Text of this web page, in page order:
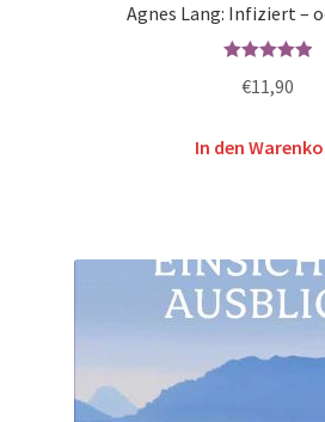
Agnes Lang: Infiziert –
von 5
€11,90
In den